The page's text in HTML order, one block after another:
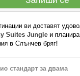
ви доставят
Suites Jungle и
в Слънчев бряг!
стандарт за двама